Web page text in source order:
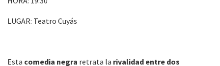
LUGAR: Teatro Cuyás
Esta comedia negra retrata la rivalidad entre dos